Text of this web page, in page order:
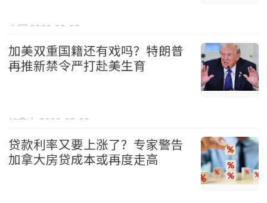
中国 2026-08-08
加美双重国籍还有戏吗？特朗普
再推新禁令严打赴美生育
加拿大 2026-08-08
贷款利率又要上涨了？专家警告
加拿大房贷成本或再度走高